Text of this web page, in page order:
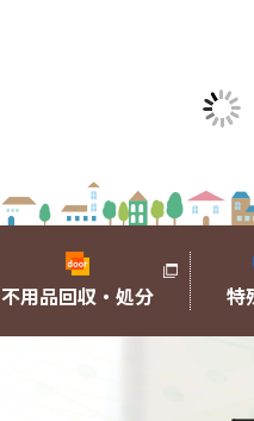
不用品回収・処分 特